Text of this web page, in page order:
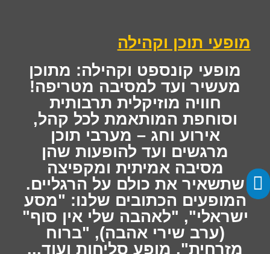
מופעי תוכן וקהילה
מופעי קונספט וקהילה: מתוכן
מעשיר ועד למסיבה מטריפה!
חוויה מוזיקלית תרבותית
וסוחפת המותאמת לכל קהל,
אירוע וחג – מערבי תוכן
מרגשים ועד להופעות שהן
מסיבה אמיתית ומקפיצה
שתשאיר את כולם על הרגליים.
המופעים הכתובים שלנו: "מסע
ישראלי", "לאהבה שלי אין סוף"
(ערב שירי אהבה), "ברוח
מזרחית", מופע סליחות ועוד...